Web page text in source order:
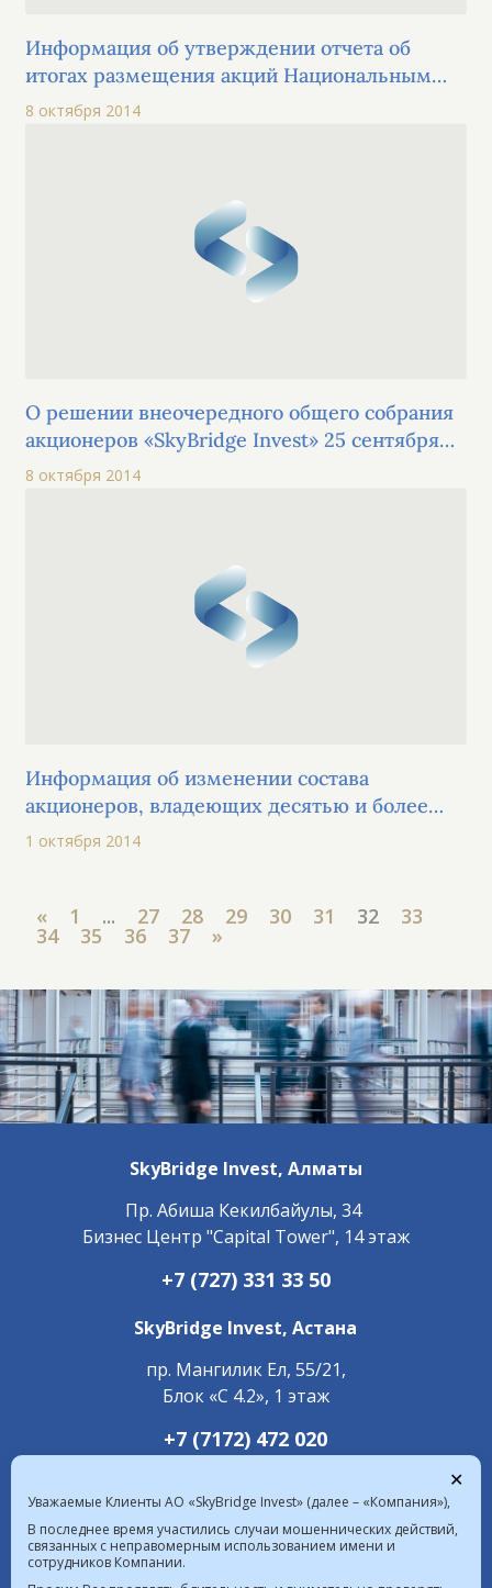
Информация об утверждении отчета об
итогах размещения акций Национальным
Банком РК.
8 октября 2014
О решении внеочередного общего собрания
акционеров «SkyBridge Invest» 25 сентября
2014 г.
8 октября 2014
Информация об изменении состава
акционеров, владеющих десятью и более
процентами голосующих акций эмитента
1 октября 2014
« 1 ... 27 28 29 30 31 32 33
34 35 36 37 »
SkyBridge Invest, Алматы
Пр. ​Абиша Кекилбайулы, 34
Бизнес Центр "Capital Tower", 14 этаж
+7 (727) 331 33 50
SkyBridge Invest,Астана
пр. Мангилик Ел, 55/21,
Блок «С 4.2», 1 этаж
+7 (7172) 472 020
✕
Уважаемые Клиенты АО «SkyBridge Invest» (далее – «Компания»),
В последнее время участились случаи мошеннических действий,
связанных с неправомерным использованием имени и
сотрудников Компании.